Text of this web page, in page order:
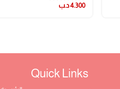
4.300د.ب
Quick Links​